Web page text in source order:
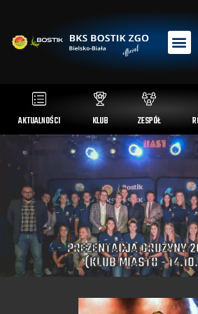
AKTUALNOŚCI KLUB ZESPÓŁ
PREZENTACJA
(KLUB MIASTO -